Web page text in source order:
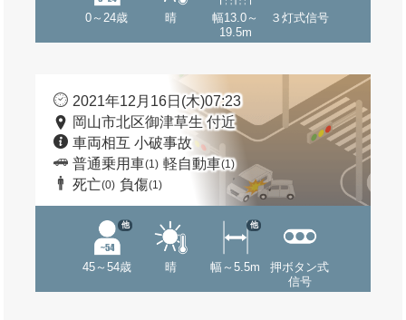
0～24歳 晴
幅13.0～
19.5m
３灯式信号
2021年12月16日(木)07:23
岡山市北区御津草生 付近
車両相互 小破事故
普通乗用車(1) 軽自動車(1)
死亡(0) 負傷(1)
45～54歳
他
晴 幅～5.5m
他
押ボタン式
信号